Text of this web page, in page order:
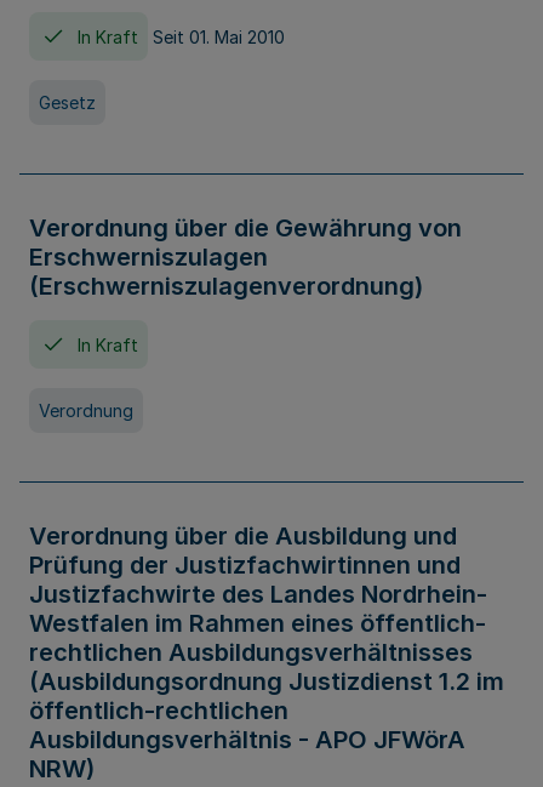
In Kraft Seit 01. Mai 2010
Gesetz
Verordnung über die Gewährung von
Erschwerniszulagen
(Erschwerniszulagenverordnung)
In Kraft
Verordnung
Verordnung über die Ausbildung und
Prüfung der Justizfachwirtinnen und
Justizfachwirte des Landes Nordrhein-
Westfalen im Rahmen eines öffentlich-
rechtlichen Ausbildungsverhältnisses
(Ausbildungsordnung Justizdienst 1.2 im
öffentlich-rechtlichen
Ausbildungsverhältnis - APO JFWörA
NRW)